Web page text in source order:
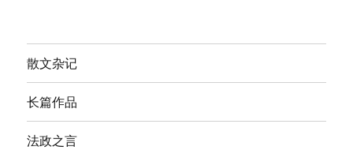
散文杂记
长篇作品
法政之言